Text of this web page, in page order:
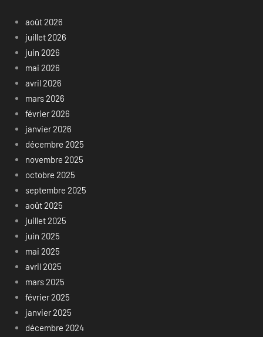
août 2026
juillet 2026
juin 2026
mai 2026
avril 2026
mars 2026
février 2026
janvier 2026
décembre 2025
novembre 2025
octobre 2025
septembre 2025
août 2025
juillet 2025
juin 2025
mai 2025
avril 2025
mars 2025
février 2025
janvier 2025
décembre 2024